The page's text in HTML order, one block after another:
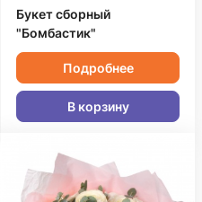
Букет сборный
"Бомбастик"
Подробнее
В корзину